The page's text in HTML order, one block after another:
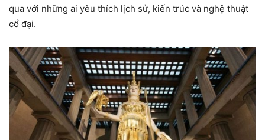
qua với những ai yêu thích lịch sử, kiến trúc và nghệ thuật
cổ đại.